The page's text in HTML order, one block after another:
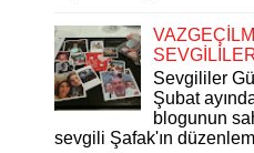
Sevgililer
Şubat
blogunun
sevgili Şafak'ın